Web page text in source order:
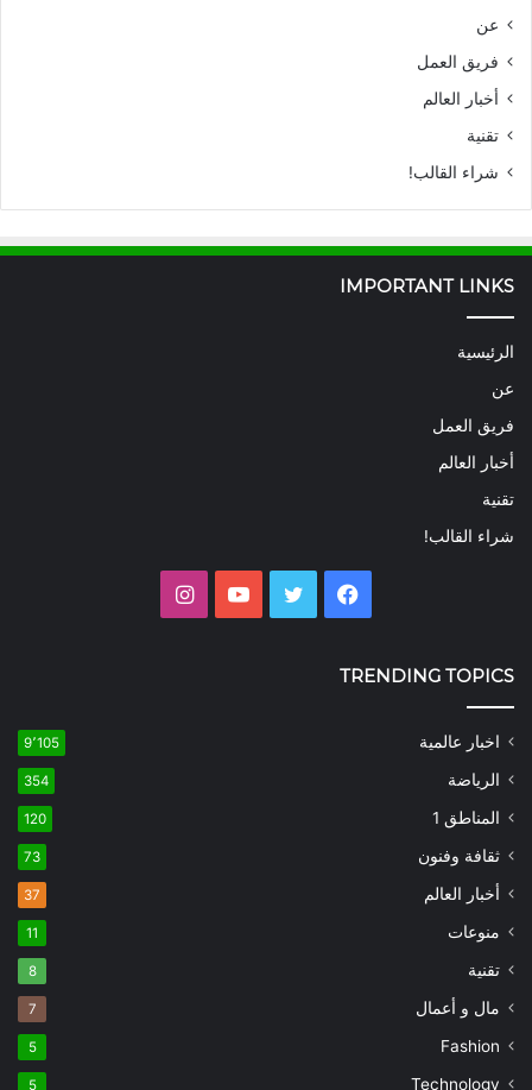
عن
فريق العمل
أخبار العالم
تقنية
شراء القالب!
IMPORTANT LINKS
الرئيسية
عن
فريق العمل
أخبار العالم
تقنية
شراء القالب!
فيسبوك تويتر يوتيوب
TRENDING TOPICS
اخبار عالمية 9٬105
الرياضة 354
المناطق 1 120
ثقافة وفنون 73
أخبار العالم 37
منوعات 11
تقنية 8
مال و أعمال 7
Fashion
5
Technology
5